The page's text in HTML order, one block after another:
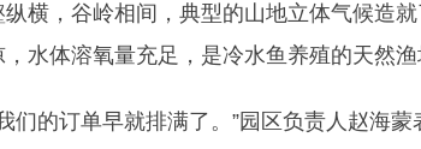
横，谷岭相间，典型的山地立体气候造
水体溶氧量充足，是冷水鱼养殖的天然渔
们的订单早就排满了。”园区负责人赵海